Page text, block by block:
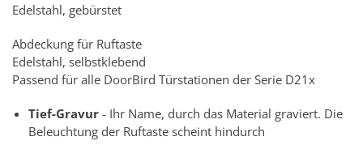
Edelstahl, gebürstet
Abdeckung für Ruftaste
Edelstahl, selbstklebend
Passend für alle DoorBird Türstationen der Serie D21x
Tief-Gravur - Ihr Name, durch das Material graviert. Die
Beleuchtung der Ruftaste scheint hindurch